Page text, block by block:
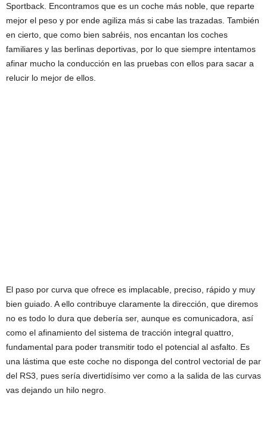
Sportback. Encontramos que es un coche más noble, que reparte
mejor el peso y por ende agiliza más si cabe las trazadas. También
en cierto, que como bien sabréis, nos encantan los coches
familiares y las berlinas deportivas, por lo que siempre intentamos
afinar mucho la conducción en las pruebas con ellos para sacar a
relucir lo mejor de ellos.
El paso por curva que ofrece es implacable, preciso, rápido y muy
bien guiado. A ello contribuye claramente la dirección, que diremos
no es todo lo dura que debería ser, aunque es comunicadora, así
como el afinamiento del sistema de tracción integral quattro,
fundamental para poder transmitir todo el potencial al asfalto. Es
una lástima que este coche no disponga del control vectorial de par
del RS3, pues sería divertidísimo ver como a la salida de las curvas
vas dejando un hilo negro.